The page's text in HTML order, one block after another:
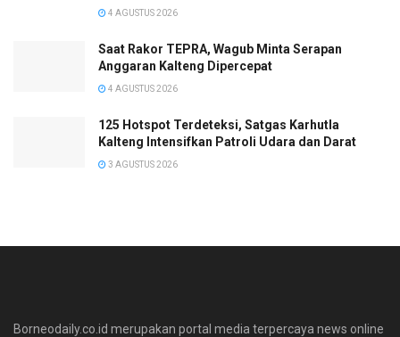
4 AGUSTUS 2026
Saat Rakor TEPRA, Wagub Minta Serapan
Anggaran Kalteng Dipercepat
4 AGUSTUS 2026
125 Hotspot Terdeteksi, Satgas Karhutla
Kalteng Intensifkan Patroli Udara dan Darat
3 AGUSTUS 2026
Borneodaily.co.id merupakan portal media terpercaya news online